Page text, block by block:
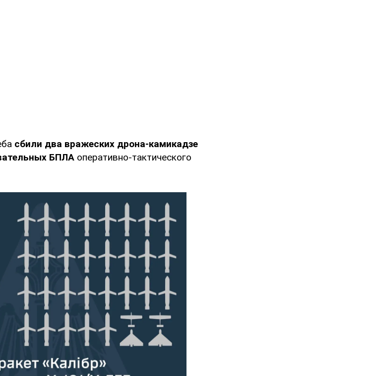
сбили два вражеских дрона-камикадзе
БПЛА оперативно-тактического